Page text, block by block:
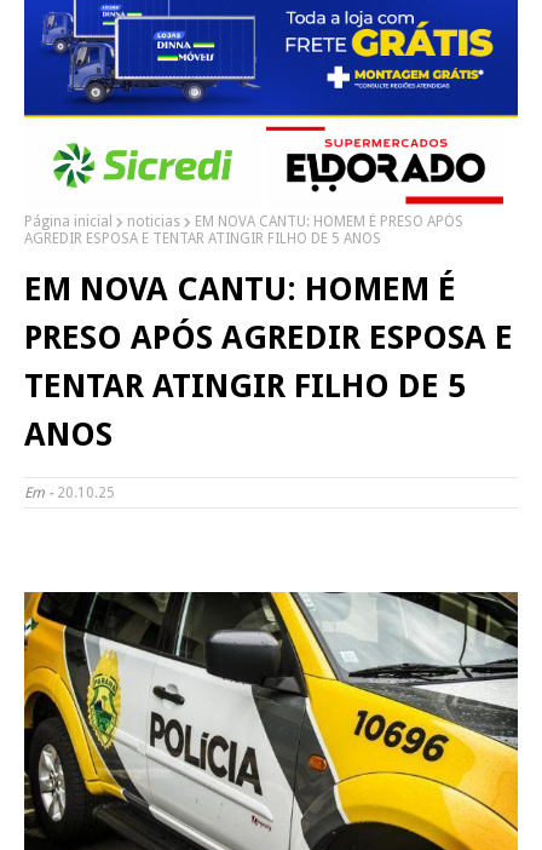
Página inicial noticias
EM NOVA CANTU: HOMEM É PRESO APÓS
AGREDIR ESPOSA E TENTAR ATINGIR FILHO DE 5 ANOS
EM NOVA CANTU: HOMEM É
PRESO APÓS AGREDIR ESPOSA E
TENTAR ATINGIR FILHO DE 5
ANOS
Em - 20.10.25